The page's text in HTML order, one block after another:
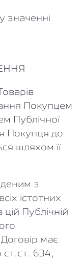
значенні
Покупцем
Публічної
Покупця до
шляхом її
з
істотних
Публічній
має
ст.ст. 634,